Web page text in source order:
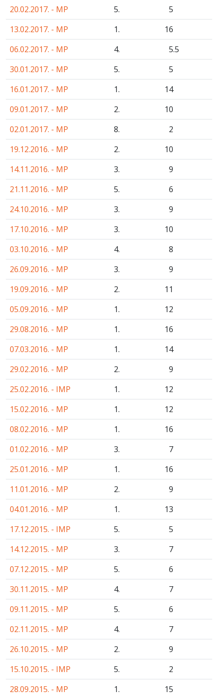
20.02.2017. - MP 5.
5
13.02.2017. - MP
1.
16
06.02.2017. - MP
4. 5.5
30.01.2017. - MP
5.
5
16.01.2017. - MP
1.
14
09.01.2017. - MP
2.
10
02.01.2017. - MP
8.
2
19.12.2016. - MP
2.
10
14.11.2016. - MP
3.
9
21.11.2016. - MP
5.
6
24.10.2016. - MP
3.
9
17.10.2016. - MP
3.
10
03.10.2016. - MP
4.
8
26.09.2016. - MP
3.
9
19.09.2016. - MP
2.
11
05.09.2016. - MP
1.
12
29.08.2016. - MP
1.
16
07.03.2016. - MP
1.
14
29.02.2016. - MP
2.
9
25.02.2016. - IMP
1.
12
15.02.2016. - MP
1.
12
08.02.2016. - MP
1.
16
01.02.2016. - MP
3.
7
25.01.2016. - MP
1.
16
11.01.2016. - MP
2.
9
04.01.2016. - MP
1.
13
17.12.2015. - IMP
5.
5
14.12.2015. - MP
3.
7
07.12.2015. - MP
5.
6
30.11.2015. - MP
4.
7
09.11.2015. - MP
5.
6
02.11.2015. - MP
4.
7
26.10.2015. - MP
2.
9
15.10.2015. - IMP
5.
2
28.09.2015. - MP
1.
15